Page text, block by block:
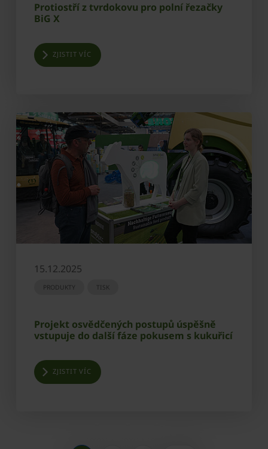
Protiostří z tvrdokovu pro polní řezačky
BiG X
ZJISTIT VÍC
15.12.2025
PRODUKTY TISK
Projekt osvědčených postupů úspěšně
vstupuje do další fáze pokusem s kukuřicí
ZJISTIT VÍC